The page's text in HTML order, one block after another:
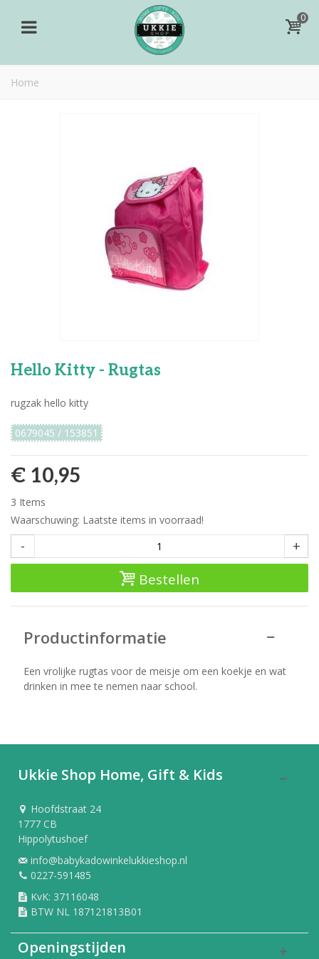
0
Home
Hello Kitty - Rugtas
rugzak hello kitty
0679045 / 153851
€ 10,95
3 Items
Waarschuwing: Laatste items in voorraad!
- +
Bestellen
Productinformatie
Een vrolijke rugtas voor de meisje om een koekje en wat
drinken in mee te nemen naar school.
Ukkie Shop Home, Gift & Kids
Hoofdstraat 24
1777 CB
Hippolytushoef
info@babykadowinkelukkieshop.nl
0227-591485
KvK: 37116048
BTW NL 187121813B01
Openingstijden